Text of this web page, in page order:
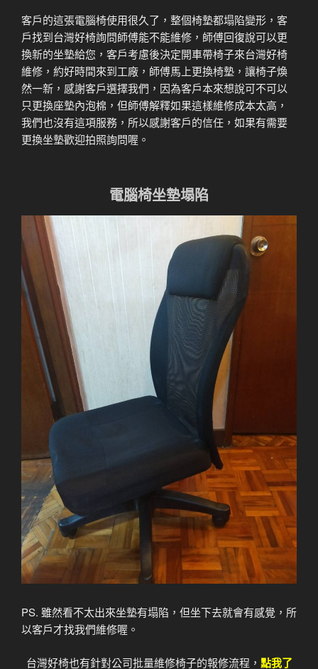
客戶的這張電腦椅使用很久了，整個椅墊都塌陷變形，客
戶找到台灣好椅詢問師傅能不能維修，師傅回復說可以更
換新的坐墊給您，客戶考慮後決定開車帶椅子來台灣好椅
維修，約好時間來到工廠，師傅馬上更換椅墊，讓椅子煥
然一新，感謝客戶選擇我們，因為客戶本來想說可不可以
只更換座墊內泡棉，但師傅解釋如果這樣維修成本太高，
我們也沒有這項服務，所以感謝客戶的信任，如果有需要
更換坐墊歡迎拍照詢問喔。
電腦椅坐墊塌陷
PS. 雖然看不太出來坐墊有塌陷，但坐下去就會有感覺，所
以客戶才找我們維修喔。
台灣好椅也有針對公司批量維修椅子的報修流程， 點我了